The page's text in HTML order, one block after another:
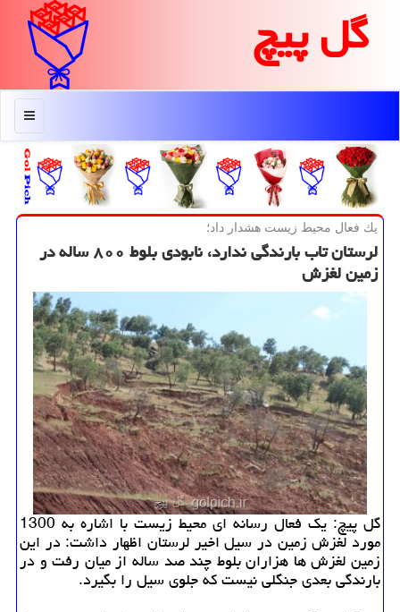
گل پیچ
منو
یك فعال محیط زیست هشدار داد؛
لرستان تاب بارندگی ندارد، نابودی بلوط ۸۰۰ ساله در
زمین لغزش
گل پیچ: یك فعال رسانه ای محیط زیست با اشاره به 1300
مورد لغزش زمین در سیل اخیر لرستان اظهار داشت: در این
زمین لغزش ها هزاران بلوط چند صد ساله از میان رفت و در
بارندگی بعدی جنگلی نیست كه جلوی سیل را بگیرد.